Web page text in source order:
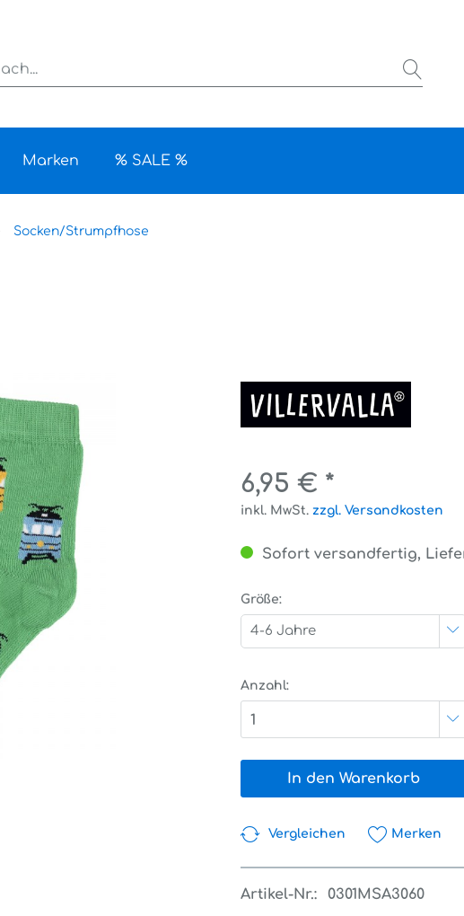
Marken % SALE %
Socken/Strumpfhose
6,95 € *
inkl. MwSt. zzgl. Versandkosten
Sofort versandfertig,
Größe:
4-6 Jahre
Anzahl:
1
In den Warenkorb
Vergleichen Merken
Artikel-Nr.: 0301MSA3060